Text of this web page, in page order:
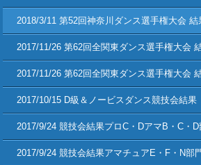
2018/3/11 第52回神奈川ダンス選手権大会 結
2017/11/26 第62回全関東ダンス選手権大会
2017/11/26 第62回全関東ダンス選手権大会
2017/10/15 D級＆ノービスダンス競技会結果
2017/9/24 競技会結果プロC・DアマB・C・D
2017/9/24 競技会結果アマチュアE・F・N部